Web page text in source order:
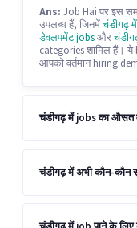
Ans: Job Hai पर इस
उपलब्ध हैं, जिनमेंचंडीगढ़
डेवलपमेंट jobsऔर
categories शामिल हैं। ये
आपको वर्तमान hiring
चंडीगढ़ में jobs का औसत
चंडीगढ़ में अभी कौन-कौन